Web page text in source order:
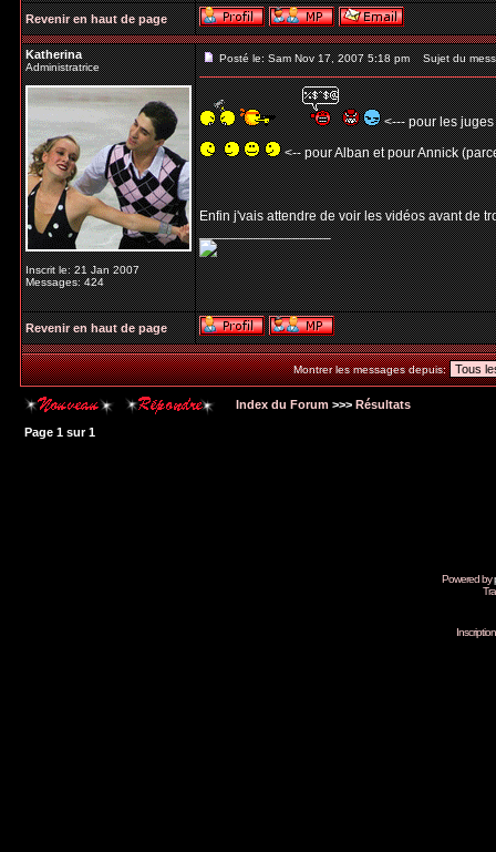
Revenir en haut de page
Katherina
Administratrice
Inscrit le: 21 Jan 2007
Messages: 424
Posté le: Sam Nov 17, 2007 5:18 pm Sujet du
<--- pour les juges
<-- pour Alban et pour Annick
Enfin j'vais attendre de voir les vidéos avant de
_________________
Revenir en haut de page
Montrer les messages depuis:
Index du Forum >>> Résultats
Page 1 sur1
Powered by